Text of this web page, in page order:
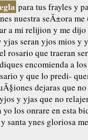
para tus frayles y
nuestra seÃ±ora
a mi relijion y me
seran yjos mios y
rosario que traeran
encomienda a
y que lo predi-
dejaras que
y yjas que no
los onrare en esta
santa ynes gloriosa